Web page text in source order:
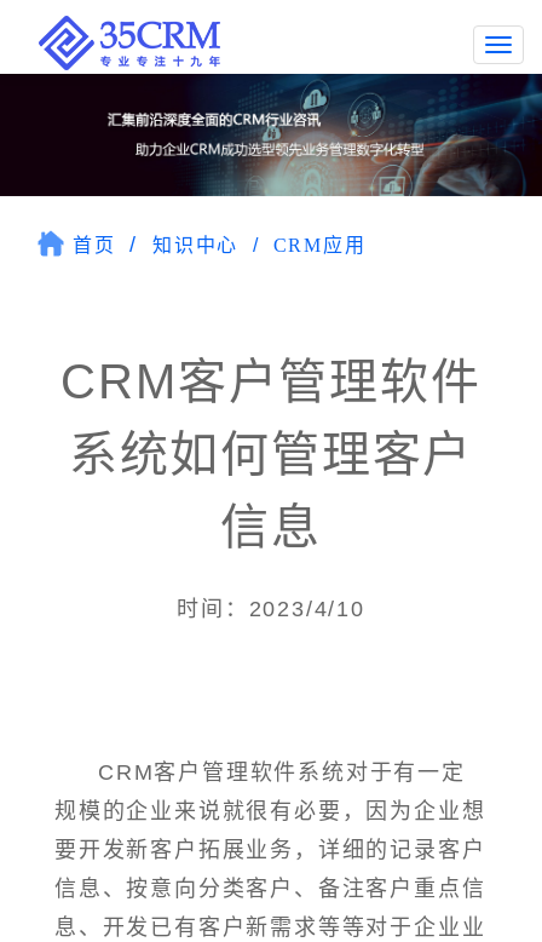
首页 知识中心 CRM应用
CRM客户管理软件
系统如何管理客户
信息
时间：2023/4/10
CRM客户管理软件系统对于有一定
规模的企业来说就很有必要，因为企业想
要开发新客户拓展业务，详细的记录客户
信息、按意向分类客户、备注客户重点信
息、开发已有客户新需求等等对于企业业